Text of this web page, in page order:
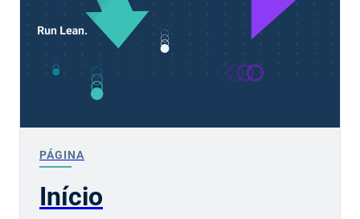
PÁGINA
Início